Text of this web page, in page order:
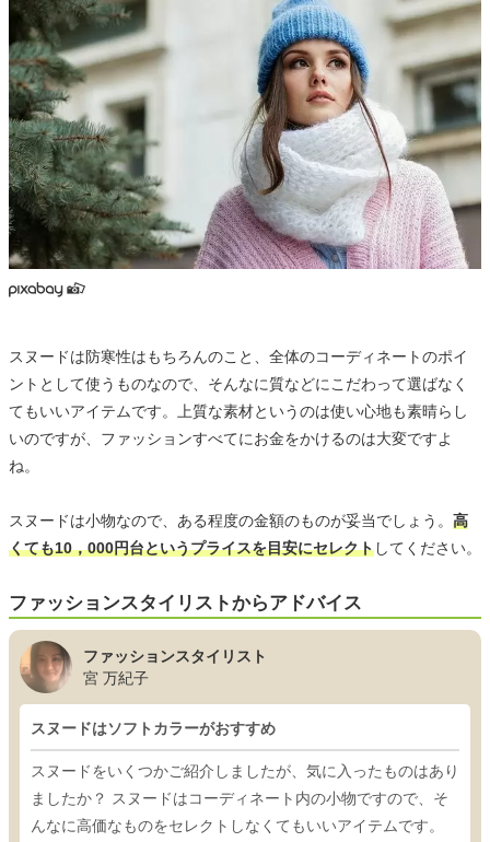
スヌードは防寒性はもちろんのこと、全体のコーディネートのポイ
ントとして使うものなので、そんなに質などにこだわって選ばなく
てもいいアイテムです。上質な素材というのは使い心地も素晴らし
いのですが、ファッションすべてにお金をかけるのは大変ですよ
ね。
スヌードは小物なので、ある程度の金額のものが妥当でしょう。 高
くても10，000円台というプライスを目安にセレクトしてください。
ファッションスタイリストからアドバイス
ファッションスタイリスト
宮 万紀子
スヌードはソフトカラーがおすすめ
スヌードをいくつかご紹介しましたが、気に入ったものはあり
ましたか？ スヌードはコーディネート内の小物ですので、そ
んなに高価なものをセレクトしなくてもいいアイテムです。